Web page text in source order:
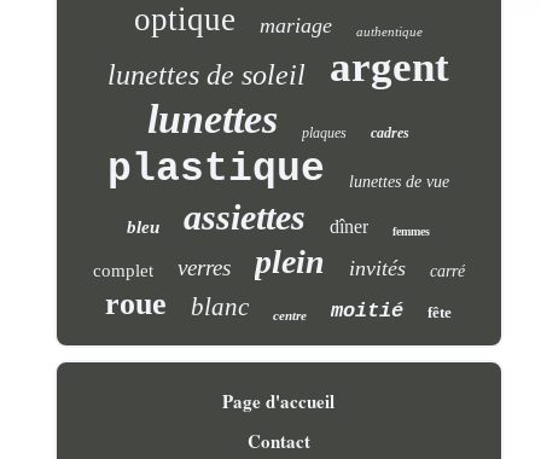
optique mariage authentique
lunettes de soleil argent
lunettes plaques cadres
plastique lunettes de vue
bleu assiettes dîner femmes
complet verres plein invités carré
roue blanc centre moitié fête
Page d'accueil
Contact